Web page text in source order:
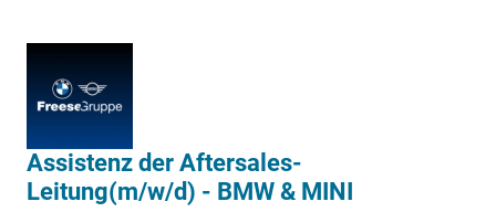
Assistenz der Aftersales-
Leitung(m/w/d) - BMW & MINI